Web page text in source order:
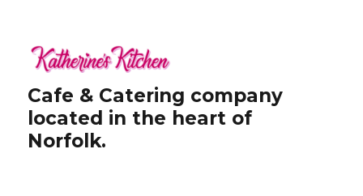
Cafe & Catering company
located in the heart of
Norfolk.